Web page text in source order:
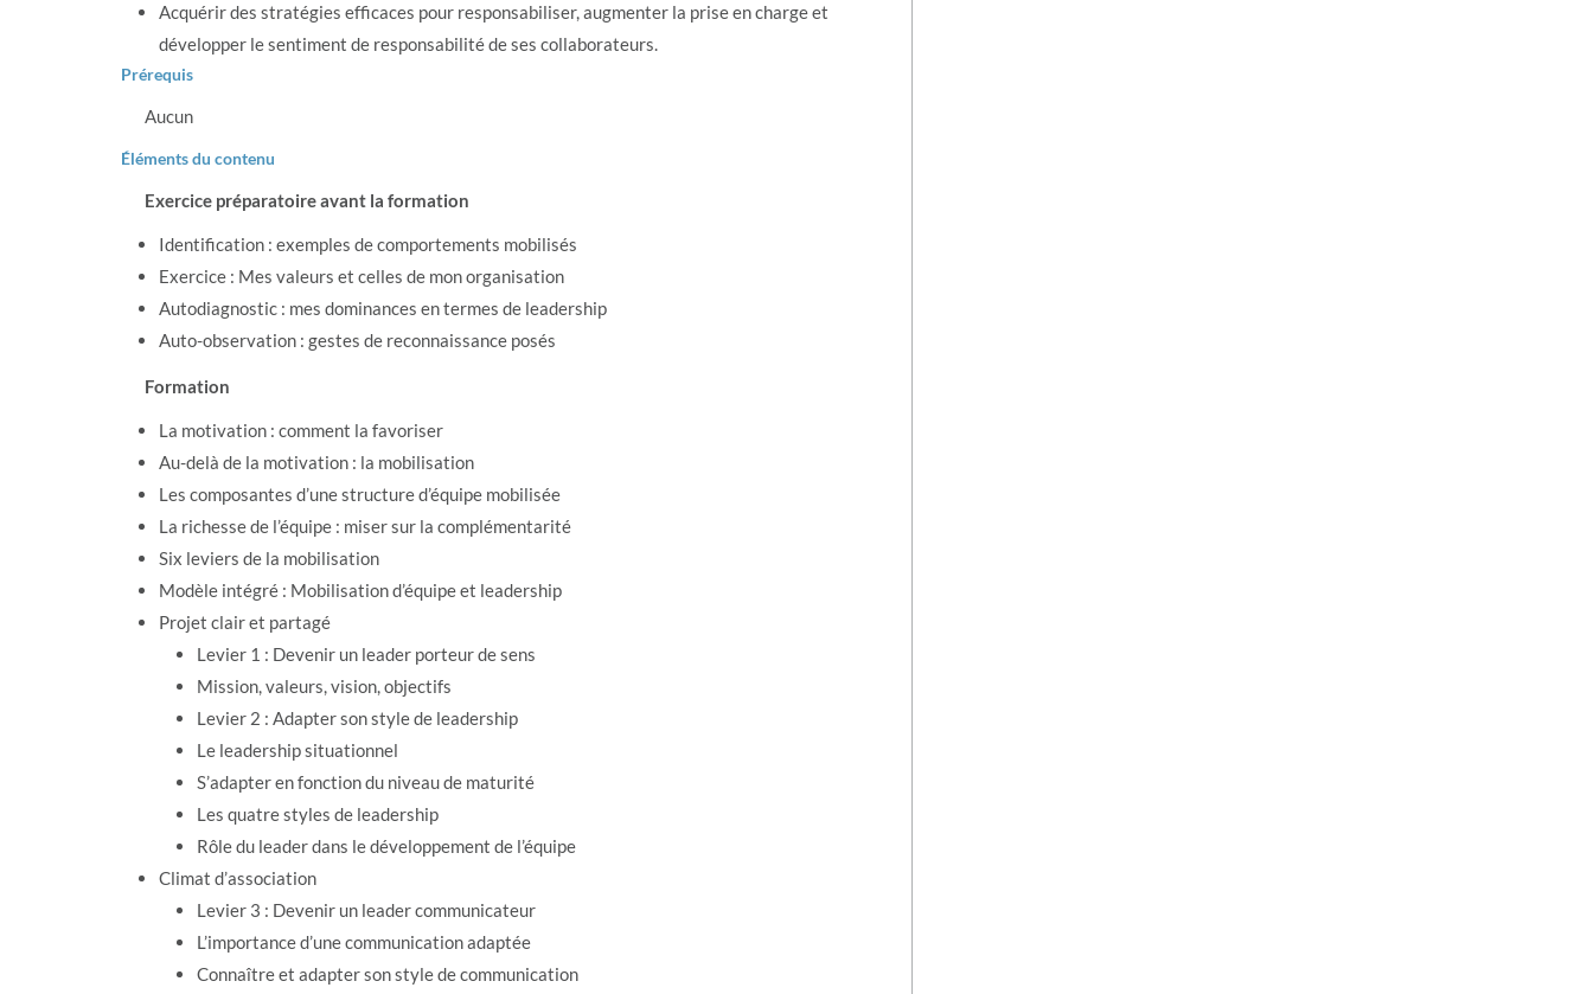
Acquérir des stratégies efficaces pour responsabiliser, augmenter la prise en charge et
développer le sentiment de responsabilité de ses collaborateurs.
Prérequis
Aucun
Éléments du contenu
Exercice préparatoire avant la formation
Identification : exemples de comportements mobilisés
Exercice : Mes valeurs et celles de mon organisation
Autodiagnostic : mes dominances en termes de leadership
Auto-observation : gestes de reconnaissance posés
Formation
La motivation : comment la favoriser
Au-delà de la motivation : la mobilisation
Les composantes d’une structure d’équipe mobilisée
La richesse de l’équipe : miser sur la complémentarité
Six leviers de la mobilisation
Modèle intégré : Mobilisation d’équipe et leadership
Projet clair et partagé
Levier 1 : Devenir un leader porteur de sens
Mission, valeurs, vision, objectifs
Levier 2 : Adapter son style de leadership
Le leadership situationnel
S’adapter en fonction du niveau de maturité
Les quatre styles de leadership
Rôle du leader dans le développement de l’équipe
Climat d’association
Levier 3 : Devenir un leader communicateur
L’importance d’une communication adaptée
Connaître et adapter son style de communication